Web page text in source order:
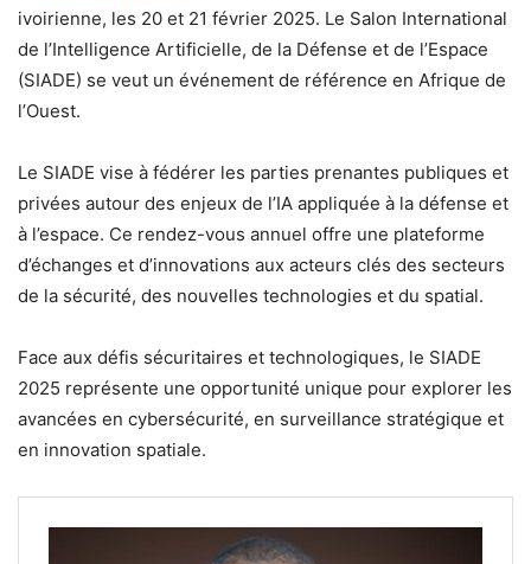
ivoirienne, les 20 et 21 février 2025. Le Salon International
de l’Intelligence Artificielle, de la Défense et de l’Espace
(SIADE) se veut un événement de référence en Afrique de
l’Ouest.
Le SIADE vise à fédérer les parties prenantes publiques et
privées autour des enjeux de l’IA appliquée à la défense et
à l’espace. Ce rendez-vous annuel offre une plateforme
d’échanges et d’innovations aux acteurs clés des secteurs
de la sécurité, des nouvelles technologies et du spatial.
Face aux défis sécuritaires et technologiques, le SIADE
2025 représente une opportunité unique pour explorer les
avancées en cybersécurité, en surveillance stratégique et
en innovation spatiale.